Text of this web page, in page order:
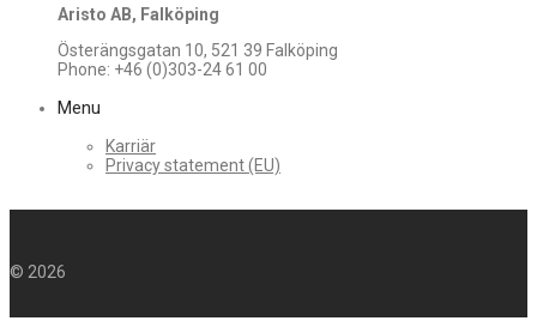
Aristo AB, Falköping
Österängsgatan 10, 521 39 Falköping
Phone: +46 (0)303-24 61 00
Menu
Karriär
Privacy statement (EU)
© 2026